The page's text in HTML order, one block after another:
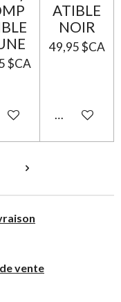
$CA
au panier
ATIBLE
NOIR
49,95 $CA
Ajouter au
vente